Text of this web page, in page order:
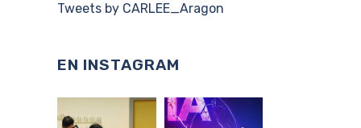
Tweets by CARLEE_Aragon
EN INSTAGRAM